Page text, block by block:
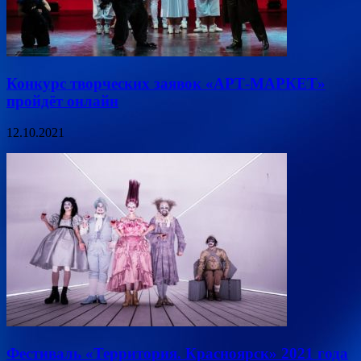
Конкурс творческих заявок «АРТ-МАРКЕТ»
пройдёт онлайн
12.10.2021
Фестиваль «Территория. Красноярск» 2021 года